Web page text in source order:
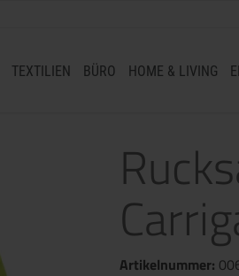
TEXTILIEN BÜRO HOME & LIVING
Artikelnummer: